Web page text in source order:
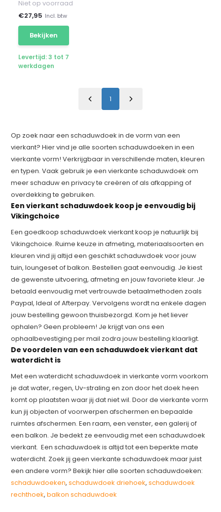
Niet op voorraad
€27,95 Incl. btw
Bekijken
Levertijd: 3 tot 7
werkdagen
1
Op zoek naar een schaduwdoek in de vorm van een
vierkant? Hier vind je alle soorten schaduwdoeken in een
vierkante vorm! Verkrijgbaar in verschillende maten, kleuren
en typen. Vaak gebruik je een vierkante schaduwdoek om
meer schaduw en privacy te creëren of als afkapping of
overdekking te gebruiken.
Een vierkant schaduwdoek koop je eenvoudig bij
Vikingchoice
Een goedkoop schaduwdoek vierkant koop je natuurlijk bij
Vikingchoice. Ruime keuze in afmeting, materiaalsoorten en
kleuren vind jij altijd een geschikt schaduwdoek voor jouw
tuin, loungeset of balkon. Bestellen gaat eenvoudig. Je kiest
de gewenste uitvoering, afmeting en jouw favoriete kleur. Je
betaald eenvoudig met vertrouwde betaalmethoden zoals
Paypal, Ideal of Afterpay. Vervolgens wordt na enkele dagen
jouw bestelling gewoon thuisbezorgd. Kom je het liever
ophalen? Geen probleem! Je krijgt van ons een
ophaalbevestiging per mail zodra jouw bestelling klaarligt.
De voordelen van een schaduwdoek vierkant dat
waterdicht is
Met een waterdicht schaduwdoek in vierkante vorm voorkom
je dat water, regen, Uv-straling en zon door het doek heen
komt op plaatsten waar jij dat niet wil. Door de vierkante vorm
kun jij objecten of voorwerpen afschermen en bepaalde
ruimtes afschermen. Een raam, een venster, een galerij of
een balkon. Je bedekt ze eenvoudig met een schaduwdoek
vierkant. Een schaduwdoek is altijd tot een beperkte mate
waterdicht. Zoek jij geen vierkante schaduwdoek maar juist
een andere vorm? Bekijk hier alle soorten schaduwdoeken:
schaduwdoeken,schaduwdoek driehoek,schaduwdoek
rechthoek,balkon schaduwdoek